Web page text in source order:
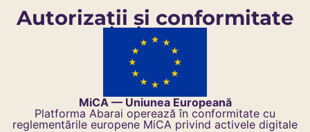
Autorizații și conformitate​
MiCA — Uniunea Europeană
Platforma Abarai operează în conformitate cu
reglementările europene MiCA privind activele digitale